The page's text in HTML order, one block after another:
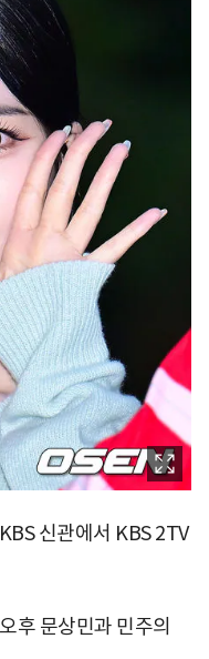
신관에서 KBS 2TV
후 문상민과 민주의